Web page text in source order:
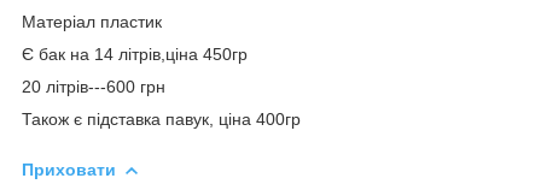
Матеріал пластик
Є бак на 14 літрів,ціна 450гр
20 літрів---600 грн
Також є підставка павук, ціна 400гр
Приховати